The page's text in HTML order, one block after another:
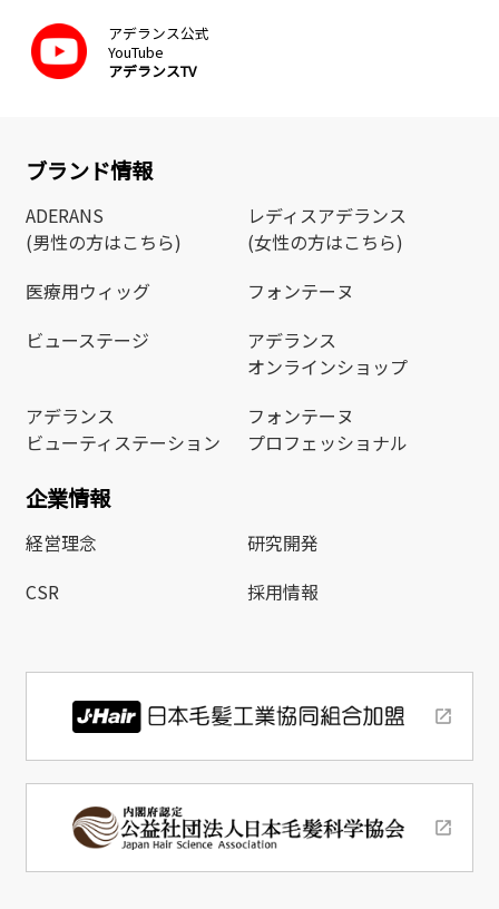
アデランス公式
YouTube
アデランスTV
ブランド情報
ADERANS
(男性の方はこちら)
レディスアデランス
(女性の方はこちら)
医療用ウィッグ
フォンテーヌ
ビューステージ
アデランス
オンラインショップ
アデランス
ビューティステーション
フォンテーヌ
プロフェッショナル
企業情報
経営理念
研究開発
CSR
採用情報